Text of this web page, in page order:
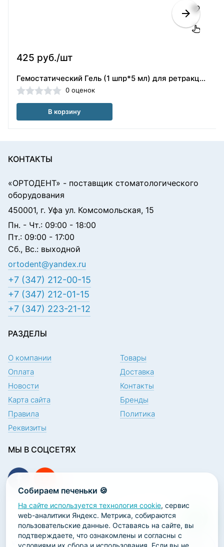
425 руб./шт
Гемостатический Гель (1 шпр*5 мл) для ретракции десны Технодент 001-41-005
0 оценок
В корзину
Собираем печеньки 🍪
На сайте используется технология cookie, сервис
web-аналитики Яндекс. Метрика, собираются
пользовательские данные. Оставаясь на сайте, вы
подтверждаете, что ознакомлены и согласны с
условиями их сбора и использования. Если вы не
КОНТАКТЫ
«ОРТОДЕНТ» - поставщик стоматологического
оборудования
450001, г. Уфа ул. Комсомольская, 15
Пн. - Чт.: 09:00 - 18:00
Пт.: 09:00 - 17:00
Сб., Вс.: выходной
ortodent@yandex.ru
+7 (347) 212-00-15
+7 (347) 212-01-15
+7 (347) 223-21-12
РАЗДЕЛЫ
О компании
Товары
Оплата
Доставка
Новости
Контакты
Карта сайта
Бренды
Правила
Политика
Реквизиты
МЫ В СОЦСЕТЯХ
ПОДПИСКА НА НОВОСТИ